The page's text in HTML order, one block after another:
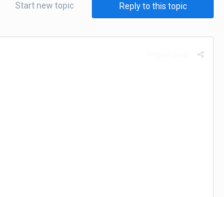
Reply to this topic
Start new topic